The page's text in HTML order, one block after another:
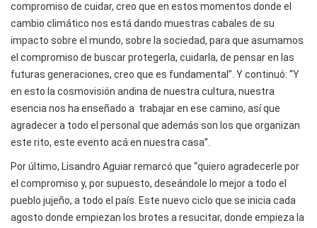
compromiso de cuidar, creo que en estos momentos donde el
cambio climático nos está dando muestras cabales de su
impacto sobre el mundo, sobre la sociedad, para que asumamos
el compromiso de buscar protegerla, cuidarla, de pensar en las
futuras generaciones, creo que es fundamental”. Y continuó: “Y
en esto la cosmovisión andina de nuestra cultura, nuestra
esencia nos ha enseñado a trabajar en ese camino, así que
agradecer a todo el personal que además son los que organizan
este rito, este evento acá en nuestra casa”.
Por último, Lisandro Aguiar remarcó que “quiero agradecerle por
el compromiso y, por supuesto, deseándole lo mejor a todo el
pueblo jujeño, a todo el país. Este nuevo ciclo que se inicia cada
agosto donde empiezan los brotes a resucitar, donde empieza la